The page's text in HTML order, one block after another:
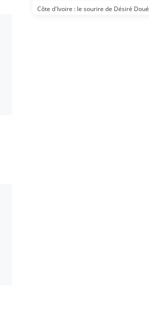
Côte d'Ivoire : le sourire de Désiré Doué